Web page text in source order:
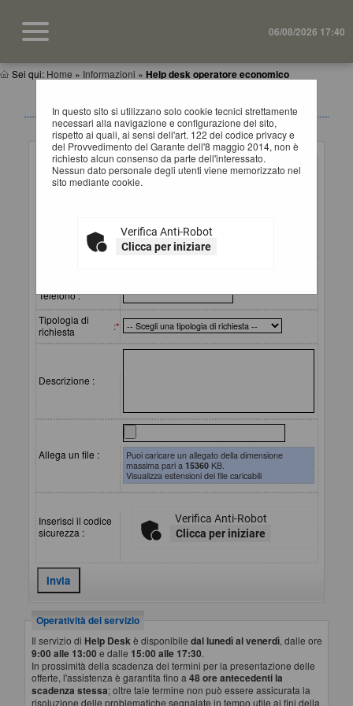
06/08/2026 17:40
Sei qui: Home » Informazioni » Help desk operatore economico
In questo sito si utilizzano solo cookie tecnici strettamente
necessari alla navigazione e configurazione del sito,
rispetto ai quali, ai sensi dell'art. 122 del codice privacy e
del Provvedimento del Garante dell'8 maggio 2014, non è
richiesto alcun consenso da parte dell'interessato.
Nessun dato personale degli utenti viene memorizzato nel
sito mediante cookie.
Verifica Anti-Robot
Clicca per iniziare
HELP DESK OPERATORI ECONOMICI
Inserimento richiesta
Ragione sociale
denominazione
:*
Telefono :
Tipologia di
richiesta
:*
Descrizione :
Allega un file :
Puoi caricare un allegato della dimensione
massima pari a15360 KB.
Visualizza estensioni dei file caricabili
Inserisci il codice
sicurezza :
Verifica Anti-Robot
Clicca per iniziare
Operatività del servizio
Il servizio di Help Desk è disponibile dal lunedì al venerdì, dalle ore
9:00 alle 13:00 e dalle 15:00 alle 17:30.
In prossimità della scadenza dei termini per la presentazione delle
offerte, l'assistenza è garantita fino a 48 ore antecedenti la
scadenza stessa; oltre tale termine non può essere assicurata la
risoluzione delle problematiche segnalate in tempo utile ai fini della